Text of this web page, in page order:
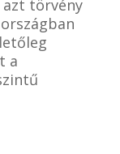
törvény
a